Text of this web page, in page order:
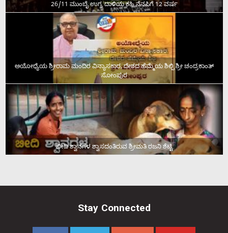
26/11 ಮುಂಬೈ ಉಗ್ರ ದಾಳಿಯ ಕಹಿ ನೆನಪಿಗೆ 12 ವರ್ಷ
ಅಯೋಧ್ಯೆಯ ಶ್ರೀರಾಮ ಮಂದಿರ ವಿನ್ಯಾಸಕಾರ, ದೇಶದ ಹೆಮ್ಮೆಯ ಶಿಲ್ಪಿ ಶ್ರೀ ಚಂದ್ರಕಾಂತ್‌
ಸೋಂಪುರ
ಬೀದಿ ಶ್ವಾನಗಳ ಶ್ವಾಸದಂತಿರುವ ಶ್ರೀಮತಿ ರಜನಿ ಶೆಟ್ಟಿ
Stay Connected